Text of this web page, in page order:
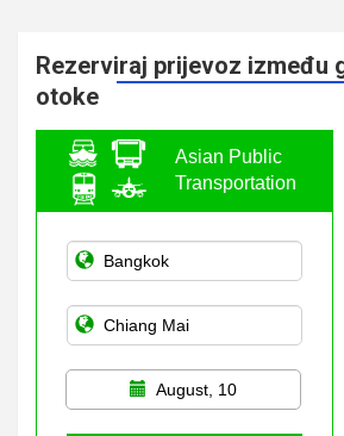
Rezerviraj prijevoz između
otoke
Asian Public
Transportation
August, 10